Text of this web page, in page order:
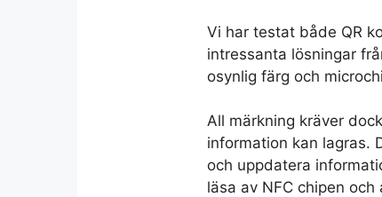
Vi har testat både QR
intressanta lösningar
osynlig färg och
All märkning kräver
information kan lagras.
och uppdatera
läsa av NFC chipen